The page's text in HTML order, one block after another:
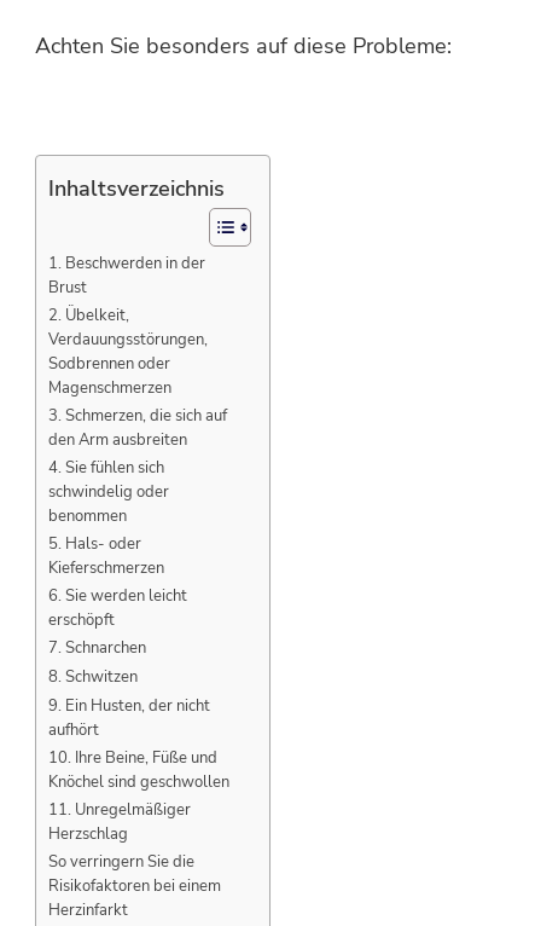
Achten Sie besonders auf diese Probleme:
Inhaltsverzeichnis
1. Beschwerden in der
Brust
2. Übelkeit,
Verdauungsstörungen,
Sodbrennen oder
Magenschmerzen
3. Schmerzen, die sich auf
den Arm ausbreiten
4. Sie fühlen sich
schwindelig oder
benommen
5. Hals- oder
Kieferschmerzen
6. Sie werden leicht
erschöpft
7. Schnarchen
8. Schwitzen
9. Ein Husten, der nicht
aufhört
10. Ihre Beine, Füße und
Knöchel sind geschwollen
11. Unregelmäßiger
Herzschlag
So verringern Sie die
Risikofaktoren bei einem
Herzinfarkt